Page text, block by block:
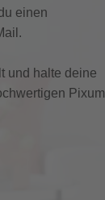
einen
und halte deine
Pixum